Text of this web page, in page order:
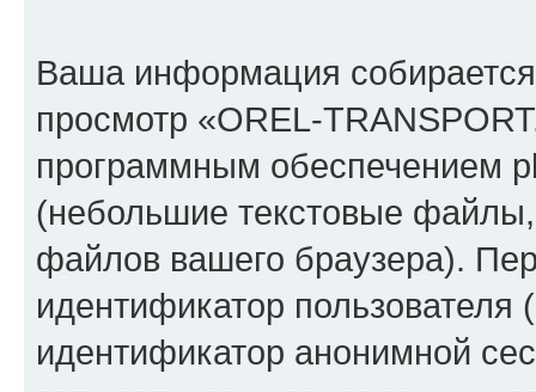
Ваша информация
просмотр «OREL-
программным обеспечением
(небольшие текстовые
файлов вашего браузера).
идентификатор
идентификатор анонимной